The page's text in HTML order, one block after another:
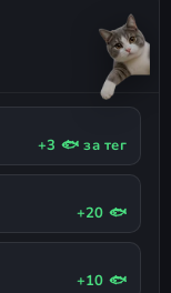
+3 🐟 за тег
+20 🐟
+10 🐟